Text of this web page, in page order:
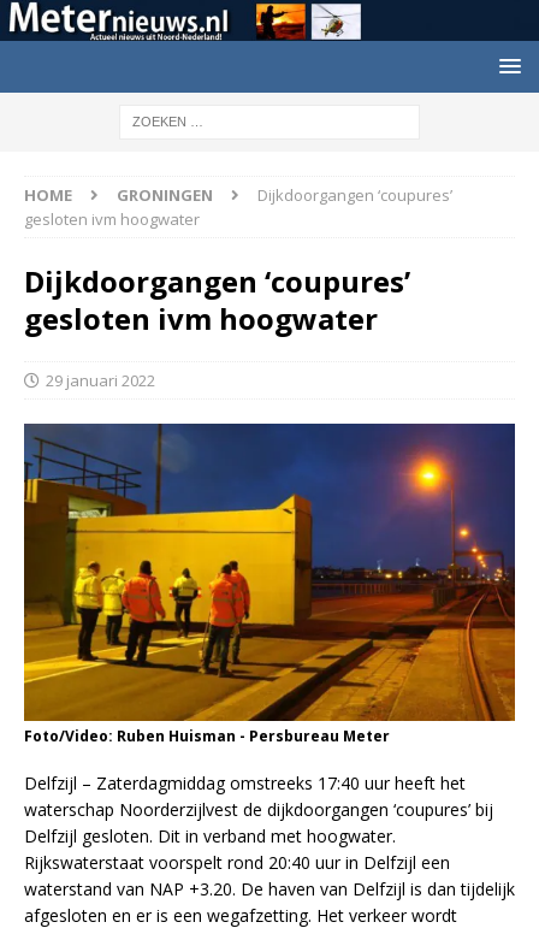
HOME GRONINGEN
Dijkdoorgangen ‘coupures’
gesloten ivm hoogwater
Dijkdoorgangen ‘coupures’
gesloten ivm hoogwater
29 januari 2022
Foto/Video: Ruben Huisman - Persbureau Meter
Delfzijl – Zaterdagmiddag omstreeks 17:40 uur heeft het
waterschap Noorderzijlvest de dijkdoorgangen ‘coupures’ bij
Delfzijl gesloten. Dit in verband met hoogwater.
Rijkswaterstaat voorspelt rond 20:40 uur in Delfzijl een
waterstand van NAP +3.20. De haven van Delfzijl is dan tijdelijk
afgesloten en er is een wegafzetting. Het verkeer wordt